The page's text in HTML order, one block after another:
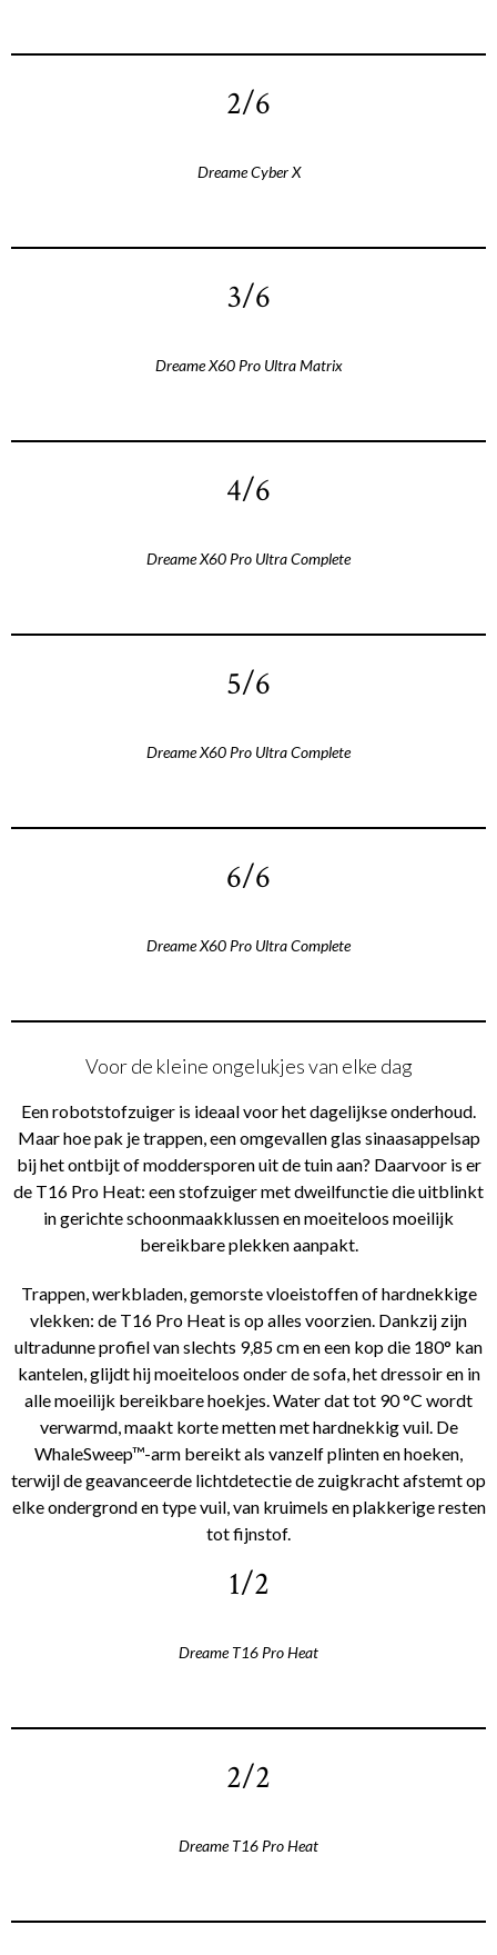
2/6
Dreame Cyber X
3/6
Dreame X60 Pro Ultra Matrix
4/6
Dreame X60 Pro Ultra Complete
5/6
Dreame X60 Pro Ultra Complete
6/6
Dreame X60 Pro Ultra Complete
Voor de kleine ongelukjes van elke dag
Een robotstofzuiger is ideaal voor het dagelijkse onderhoud.
Maar hoe pak je trappen, een omgevallen glas sinaasappelsap
bij het ontbijt of moddersporen uit de tuin aan? Daarvoor is er
de T16 Pro Heat: een stofzuiger met dweilfunctie die uitblinkt
in gerichte schoonmaakklussen en moeiteloos moeilijk
bereikbare plekken aanpakt.
Trappen, werkbladen, gemorste vloeistoffen of hardnekkige
vlekken: de T16 Pro Heat is op alles voorzien. Dankzij zijn
ultradunne profiel van slechts 9,85 cm en een kop die 180° kan
kantelen, glijdt hij moeiteloos onder de sofa, het dressoir en in
alle moeilijk bereikbare hoekjes. Water dat tot 90 °C wordt
verwarmd, maakt korte metten met hardnekkig vuil. De
WhaleSweep™-arm bereikt als vanzelf plinten en hoeken,
terwijl de geavanceerde lichtdetectie de zuigkracht afstemt op
elke ondergrond en type vuil, van kruimels en plakkerige resten
tot fijnstof.
1/2
Dreame T16 Pro Heat
2/2
Dreame T16 Pro Heat